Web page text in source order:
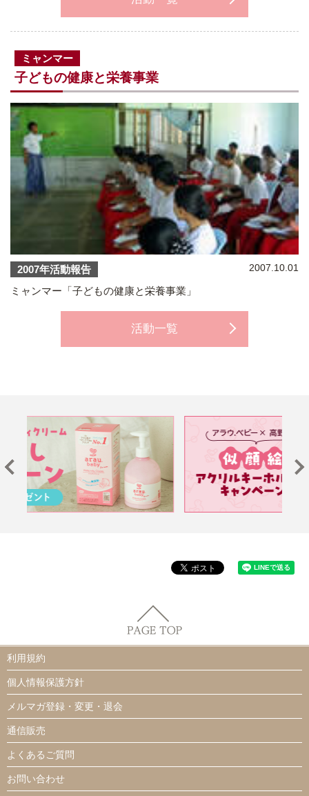
ミャンマー
子どもの健康と栄養事業
2007年活動報告 2007.10.01
ミャンマー「子どもの健康と栄養事業」
活動一覧
利用規約
個人情報保護方針
メルマガ登録・変更・退会
通信販売
よくあるご質問
お問い合わせ